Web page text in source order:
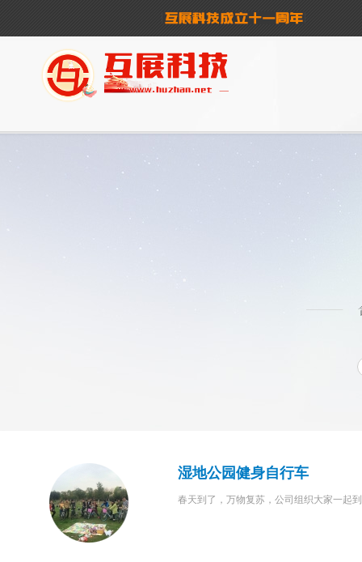
湿地公园健身自行车
春天到了，万物复苏，公司组织大家一起